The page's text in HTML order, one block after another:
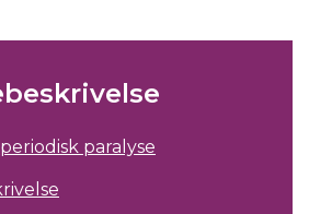
paralyse